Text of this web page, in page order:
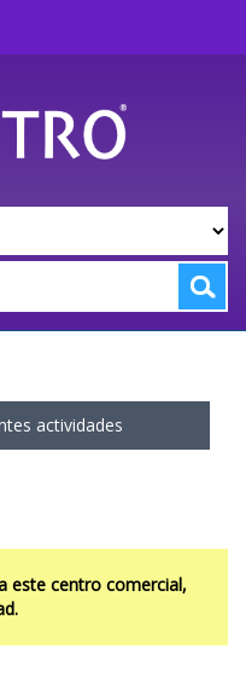
actividades
este centro comercial,